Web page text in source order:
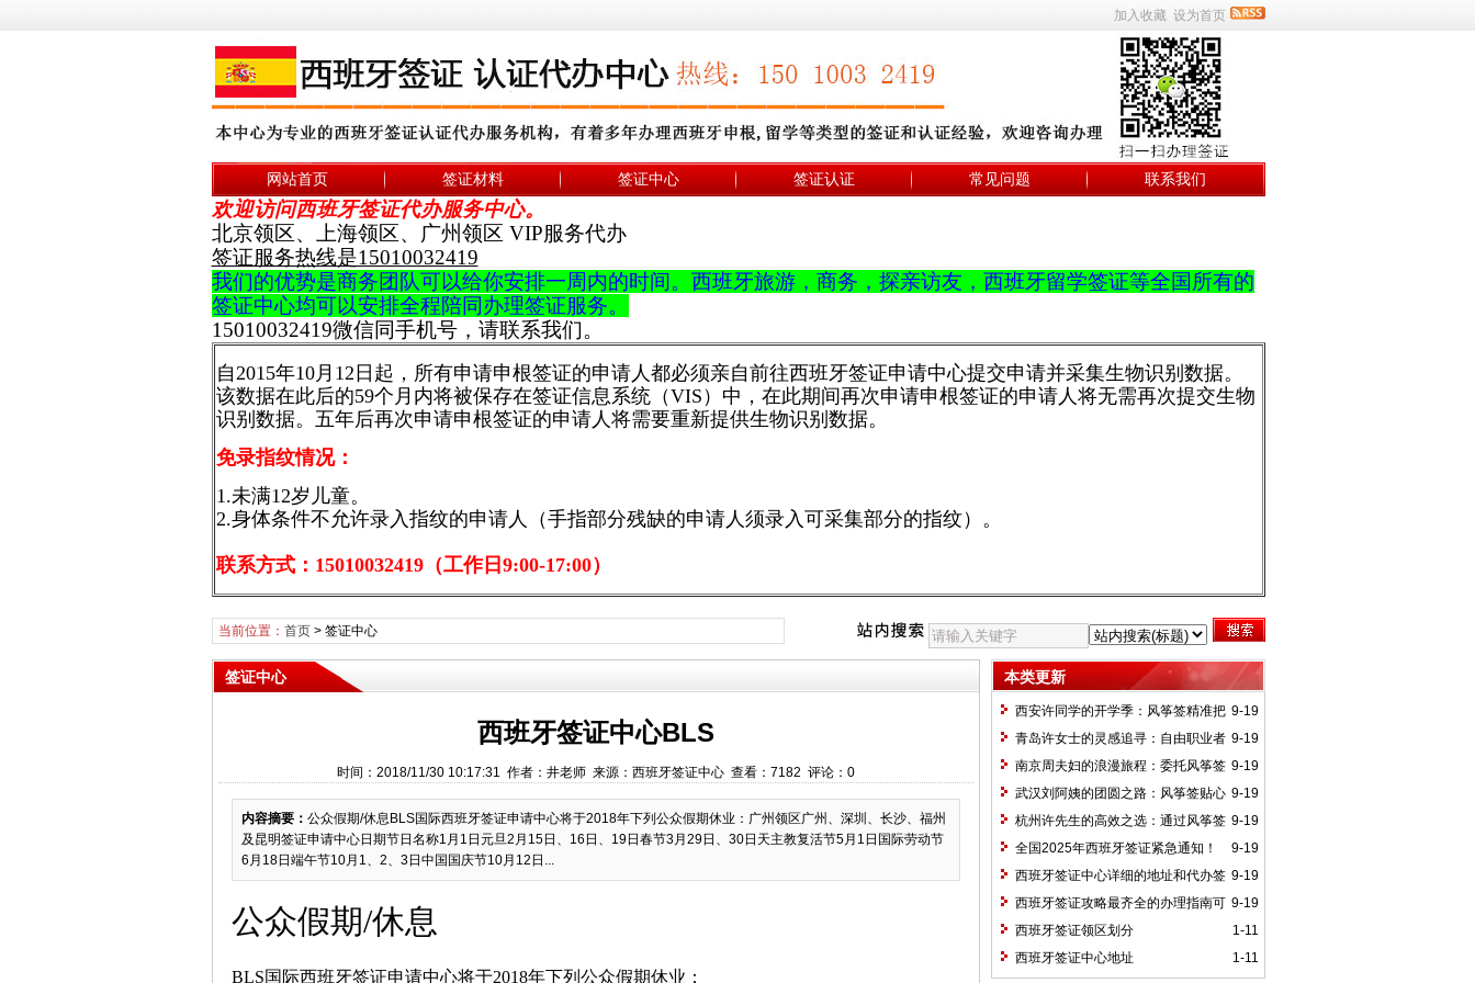
加入收藏 设为首页
网站首页 签证材料 签证中心 签证认证 常见问题 联系我们
欢迎访问西班牙签证代办服务中心。
北京领区、上海领区、广州领区 VIP服务代办
签证服务热线是15010032419
我们的优势是商务团队可以给你安排一周内的时间。西班牙旅游，商务， 探亲访友，西班牙留学签证等全国所有的
签证中心均可以安排全程陪同办理签证服务。
15010032419微信同手机号，请联系我们。
自2015年10月12日起，所有申请申根签证的申请人都必须亲自前往西班牙签证申请中心提交申请并采集生物识别数据。
该数据在此后的59个月内将被保存在签证信息系统（VIS）中，在此期间再次申请申根签证的申请人将无需再次提交生物
识别数据。五年后再次申请申根签证的申请人将需要重新提供生物识别数据。
免录指纹情况：
1.未满12岁儿童。
2.身体条件不允许录入指纹的申请人（手指部分残缺的申请人须录入可采集部分的指纹）。
联系方式：15010032419（工作日9:00-17:00）
当前位置： 首页> 签证中心
签证中心
西班牙签证中心BLS
时间：2018/11/30 10:17:31 作者：井老师 来源：西班牙签证中心 查看：7182 评论：0
内容摘要： 公众假期/休息BLS国际西班牙签证申请中心将于2018年下列公众假期休业：广州领区广州、深圳、长沙、福州
及昆明签证申请中心日期节日名称1月1日元旦2月15日、16日、19日春节3月29日、30日天主教复活节5月1日国际劳动节
6月18日端午节10月1、2、3日中国国庆节10月12日...
公众假期/休息
BLS国际西班牙签证申请中心将于2018年下列公众假期休业：
本类更新
9-19
西安许同学的开学季：风筝签精准把
控，留学生签证高效获批无忧启程
9-19
青岛许女士的灵感追寻：自由职业者
凭风筝签专业方案，成功获取西班牙艺术
签
9-19
南京周夫妇的浪漫旅程：委托风筝签
规划西葡十五日，银婚纪念之旅畅通无阻
9-19
武汉刘阿姨的团圆之路：风筝签贴心
指导，退休老人顺利获批探亲签证含饴弄
孙
9-19
杭州许先生的高效之选：通过风筝签
加急办理，5个工作日极速获签奔赴巴塞
罗那展会
9-19
全国2025年西班牙签证紧急通知！
请尽快查收！
9-19
西班牙签证中心详细的地址和代办签
证中介联系方式，可以咨询我们的客服工
作人员
9-19
西班牙签证攻略最齐全的办理指南可
以看过来2025年最新攻略
1-11
西班牙签证领区划分
1-11
西班牙签证中心地址